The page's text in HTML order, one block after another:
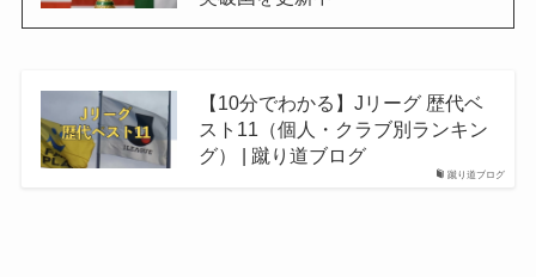
蹴り道ブログ
【10分でわかる】Jリーグ 歴代ベ
スト11（個人・クラブ別ランキン
グ） | 蹴り道ブログ